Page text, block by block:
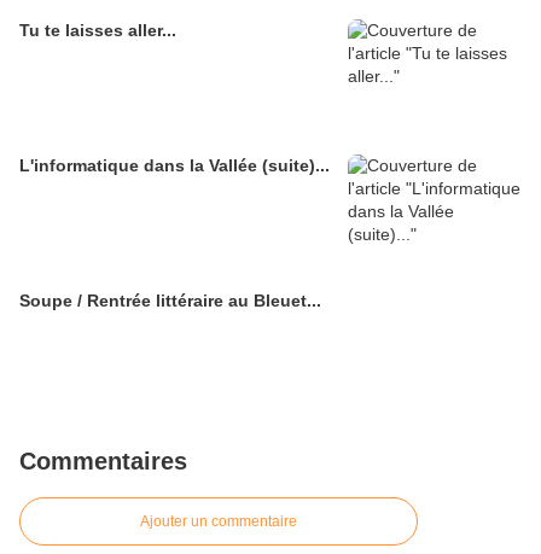
Tu te laisses aller...
L'informatique dans la Vallée (suite)...
Soupe / Rentrée littéraire au Bleuet...
Commentaires
Ajouter un commentaire